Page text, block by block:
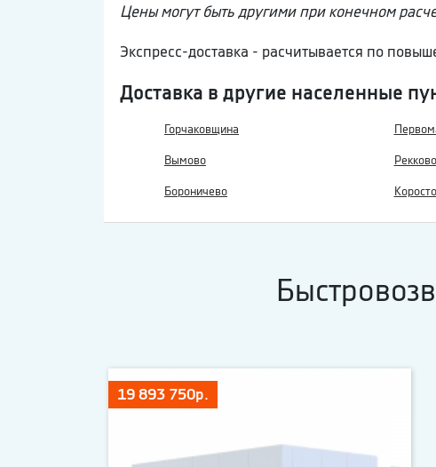
Цены могут быть другими при конечном
Экспресс-доставка - расчитывается по
Доставка в другие населенные
Горчаковщина
Вымово Рекково
Бороничево
19 893 750р.